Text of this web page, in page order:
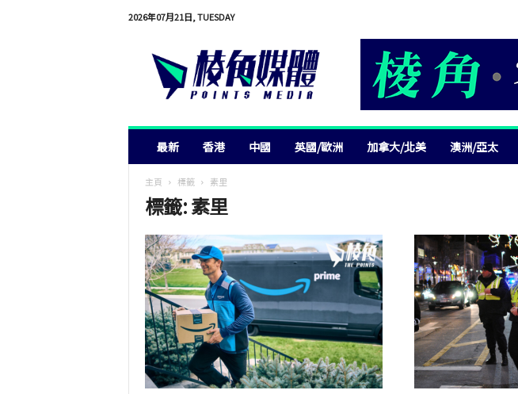
2026年07月21日, TUESDAY
最新 香港 中國 英國/歐洲 加拿大/北美 澳洲/亞太
主頁 標籤 素里
標籤: 素里